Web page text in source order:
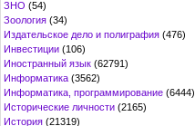
ЗНО (54)
Зоология (34)
Издательское дело и полиграфия (476)
Инвестиции (106)
Иностранный язык (62791)
Информатика (3562)
Информатика, программирование (6444)
Исторические личности (2165)
История (21319)